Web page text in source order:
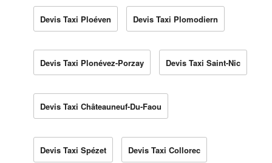
Devis Taxi Ploéven Devis Taxi Plomodiern
Devis Taxi Plonévez-Porzay Devis Taxi Saint-Nic
Devis Taxi Châteauneuf-Du-Faou
Devis Taxi Spézet Devis Taxi Collorec